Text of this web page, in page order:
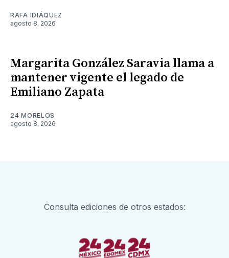
RAFA IDIÁQUEZ
agosto 8, 2026
Margarita González Saravia llama a
mantener vigente el legado de
Emiliano Zapata
24 MORELOS
agosto 8, 2026
Consulta ediciones de otros estados: